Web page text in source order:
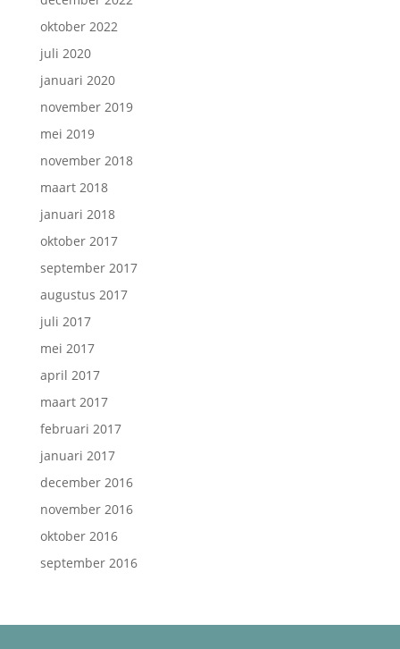
oktober 2022
juli 2020
januari 2020
november 2019
mei 2019
november 2018
maart 2018
januari 2018
oktober 2017
september 2017
augustus 2017
juli 2017
mei 2017
april 2017
maart 2017
februari 2017
januari 2017
december 2016
november 2016
oktober 2016
september 2016